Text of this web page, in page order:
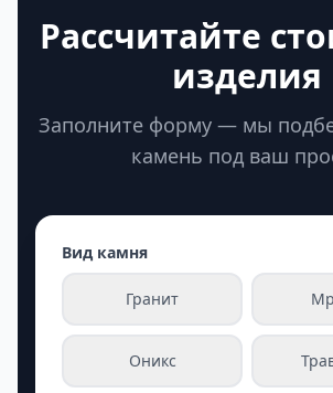
Рассчитайте
изделия
Заполните форму — мы
камень под ваш
Вид камня
Гранит
Оникс